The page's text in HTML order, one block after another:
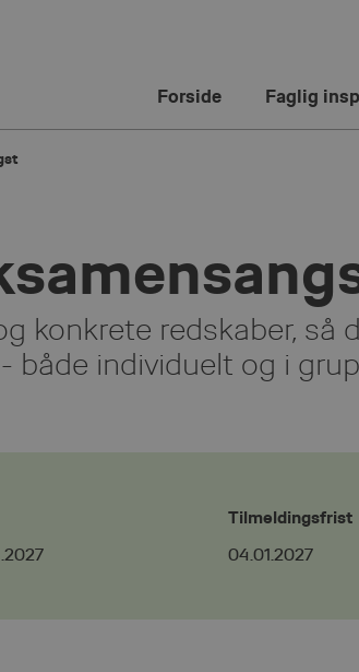
Forside Faglig
konkrete redskaber, så
både individuelt og i
Tilmeldingsfrist
04.01.2027